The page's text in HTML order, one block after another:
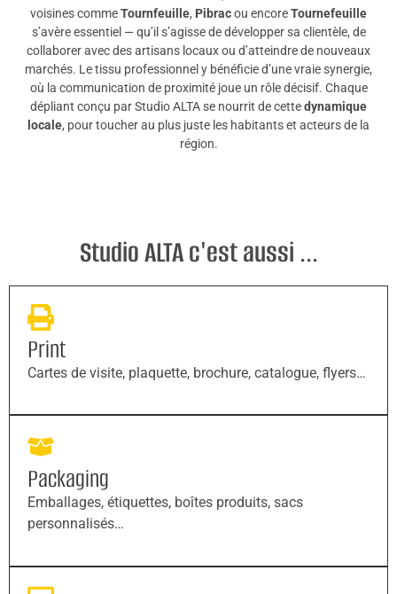
voisines commeTournfeuille, Pibracou encoreTournefeuille
s’avère essentiel — qu’il s’agisse de développer sa clientèle, de
collaborer avec des artisans locaux ou d’atteindre de nouveaux
marchés. Le tissu professionnel y bénéficie d’une vraie synergie,
où la communication de proximité joue un rôle décisif. Chaque
dépliant conçu par Studio ALTA se nourrit de cettedynamique
locale, pour toucher au plus juste les habitants et acteurs de la
région.
Studio ALTA c'est aussi ...
Print
Cartes de visite, plaquette, brochure, catalogue, flyers…
Packaging
Emballages, étiquettes, boîtes produits, sacs
personnalisés…